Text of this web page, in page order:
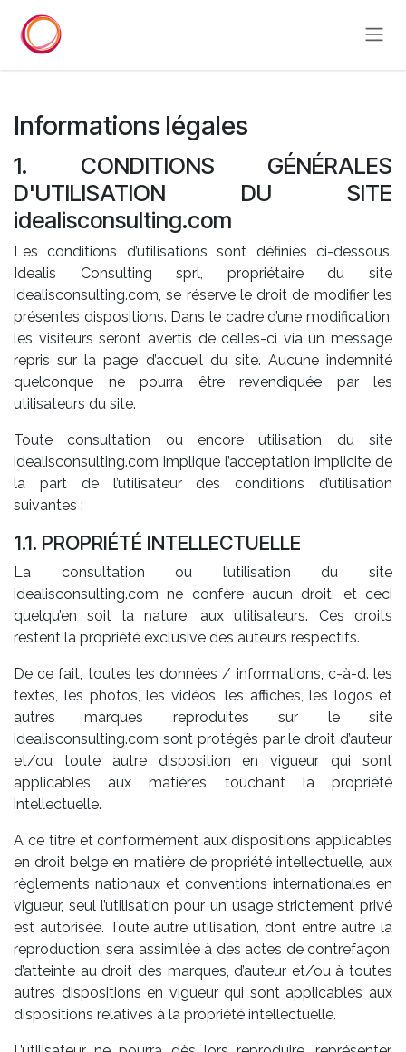
Informations légales
1. CONDITIONS GÉNÉRALES
D'UTILISATION DU SITE
idealisconsulting.com
Les conditions d’utilisations sont définies ci-dessous.
Idealis Consulting sprl, propriétaire du site
idealisconsulting.com, se réserve le droit de modifier les
présentes dispositions. Dans le cadre d’une modification,
les visiteurs seront avertis de celles-ci via un message
repris sur la page d’accueil du site. Aucune indemnité
quelconque ne pourra être revendiquée par les
utilisateurs du site.
Toute consultation ou encore utilisation du site
idealisconsulting.com implique l’acceptation implicite de
la part de l’utilisateur des conditions d’utilisation
suivantes :
1.1. PROPRIÉTÉ INTELLECTUELLE
La consultation ou l’utilisation du site
idealisconsulting.com ne confère aucun droit, et ceci
quelqu’en soit la nature, aux utilisateurs. Ces droits
restent la propriété exclusive des auteurs respectifs.
De ce fait, toutes les données / informations, c-à-d. les
textes, les photos, les vidéos, les affiches, les logos et
autres marques reproduites sur le site
idealisconsulting.com sont protégés par le droit d’auteur
et/ou toute autre disposition en vigueur qui sont
applicables aux matières touchant la propriété
intellectuelle.
A ce titre et conformément aux dispositions applicables
en droit belge en matière de propriété intellectuelle, aux
règlements nationaux et conventions internationales en
vigueur, seul l’utilisation pour un usage strictement privé
est autorisée. Toute autre utilisation, dont entre autre la
reproduction, sera assimilée à des actes de contrefaçon,
d’atteinte au droit des marques, d’auteur et/ou à toutes
autres dispositions en vigueur qui sont applicables aux
dispositions relatives à la propriété intellectuelle.